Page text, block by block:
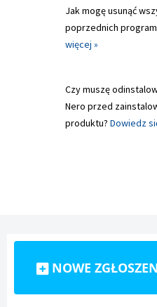
Jak mogę usunąć
poprzednich
więcej »
Czy muszę
Nero przed
produktu? Dowiedz
NOWE